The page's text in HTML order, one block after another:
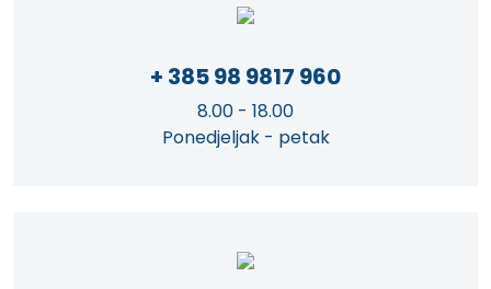
+ 385 98 9817 960
8.00 - 18.00
Ponedjeljak - petak